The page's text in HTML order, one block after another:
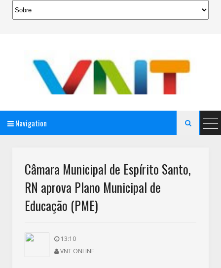
Navigation 
Câmara Municipal de Espírito Santo,
RN aprova Plano Municipal de
Educação (PME)
13:10
VNT ONLINE